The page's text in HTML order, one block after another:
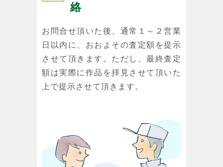
絡
お問合せ頂いた後、通常１～２営業
日以内に、おおよその査定額を提示
させて頂きます。ただし、最終査定
額は実際に作品を拝見させて頂いた
上で提示させて頂きます。